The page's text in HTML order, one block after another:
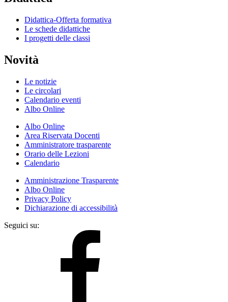
Didattica-Offerta formativa
Le schede didattiche
I progetti delle classi
Novità
Le notizie
Le circolari
Calendario eventi
Albo Online
Albo Online
Area Riservata Docenti
Amministratore trasparente
Orario delle Lezioni
Calendario
Amministrazione Trasparente
Albo Online
Privacy Policy
Dichiarazione di accessibilità
Seguici su: